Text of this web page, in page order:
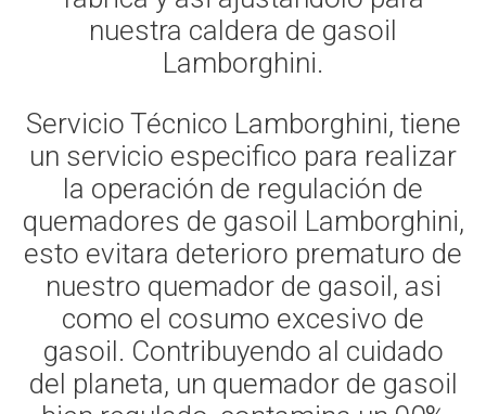
nuestra caldera de gasoil
Lamborghini.
Servicio Técnico Lamborghini, tiene
un servicio especifico para realizar
la operación de regulación de
quemadores de gasoil Lamborghini,
esto evitara deterioro prematuro de
nuestro quemador de gasoil, asi
como el cosumo excesivo de
gasoil. Contribuyendo al cuidado
del planeta, un quemador de gasoil